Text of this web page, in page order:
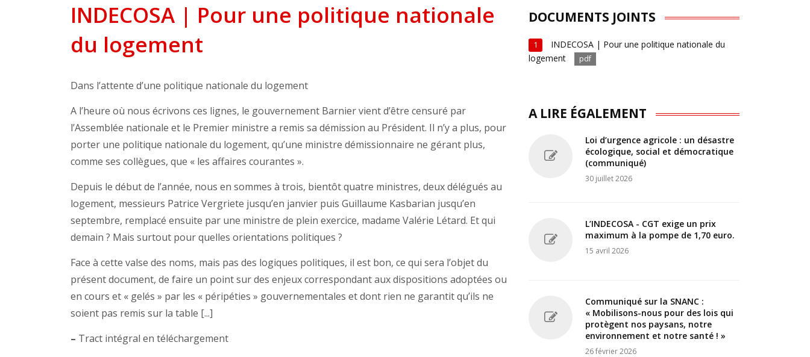
INDECOSA | Pour une politique nationale
du logement
Dans l’attente d’une politique nationale du logement
A l’heure où nous écrivons ces lignes, le gouvernement Barnier vient d’être censuré par
l’Assemblée nationale et le Premier ministre a remis sa démission au Président. Il n’y a plus, pour
porter une politique nationale du logement, qu’une ministre démissionnaire ne gérant plus,
comme ses collègues, que « les affaires courantes ».
Depuis le début de l’année, nous en sommes à trois, bientôt quatre ministres, deux délégués au
logement, messieurs Patrice Vergriete jusqu’en janvier puis Guillaume Kasbarian jusqu’en
septembre, remplacé ensuite par une ministre de plein exercice, madame Valérie Létard. Et qui
demain ? Mais surtout pour quelles orientations politiques ?
Face à cette valse des noms, mais pas des logiques politiques, il est bon, ce qui sera l’objet du
présent document, de faire un point sur des enjeux correspondant aux dispositions adoptées ou
en cours et « gelés » par les « péripéties » gouvernementales et dont rien ne garantit qu’ils ne
soient pas remis sur la table [...]
– Tract intégral en téléchargement
DOCUMENTS JOINTS
1
INDECOSA | Pour une politique nationale du
logement
pdf
A LIRE ÉGALEMENT
Loi d’urgence agricole : un désastre
écologique, social et démocratique
(communiqué)
30 juillet 2026
L’INDECOSA - CGT exige un prix
maximum à la pompe de 1,70 euro.
15 avril 2026
Communiqué sur la SNANC :
« Mobilisons-nous pour des lois qui
protègent nos paysans, notre
environnement et notre santé ! »
26 février 2026